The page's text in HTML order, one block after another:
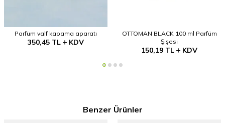
Parfüm valf kapama aparatı
350,45TL KDV
OTTOMAN BLACK 100 ml Parfüm
Şişesi
150,19 TL KDV
Benzer Ürünler